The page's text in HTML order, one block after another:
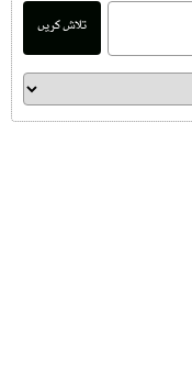
تلاش کریں